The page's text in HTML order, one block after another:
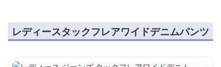
レディースタックフレアワイドデニムパンツ